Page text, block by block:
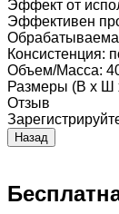
Эффект от
Эффективен
Консистенция:
Объем/Масса:
Размеры (В х Ш
Отзыв